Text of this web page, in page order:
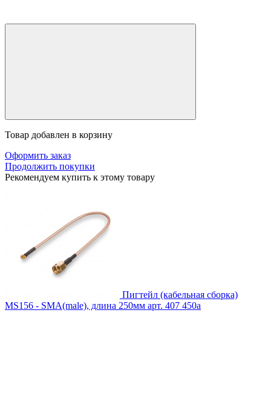
Товар добавлен в корзину
Оформить заказ
Продолжить покупки
Рекомендуем купить к этому товару
Пигтейл (кабельная сборка)
MS156 - SMA(male), длина 250мм арт. 407 450a